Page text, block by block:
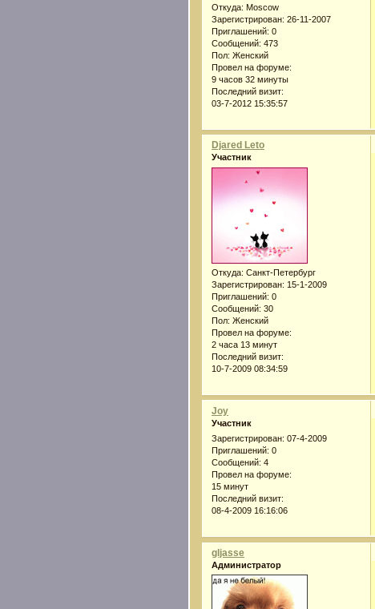
Откуда: Moscow
Зарегистрирован: 26-11-2007
Приглашений: 0
Сообщений: 473
Пол: Женский
Провел на форуме:
9 часов 32 минуты
Последний визит:
03-7-2012 15:35:57
Djared Leto
Участник
Откуда: Санкт-Петербург
Зарегистрирован: 15-1-2009
Приглашений: 0
Сообщений: 30
Пол: Женский
Провел на форуме:
2 часа 13 минут
Последний визит:
10-7-2009 08:34:59
Joy
Участник
Зарегистрирован: 07-4-2009
Приглашений: 0
Сообщений: 4
Провел на форуме:
15 минут
Последний визит:
08-4-2009 16:16:06
gljasse
Администратор